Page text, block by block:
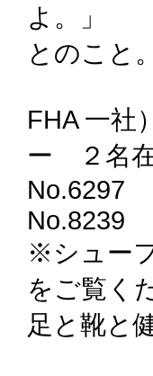
よ。」
とのこと。
FHA 一社
ー ２名
No.6297
No.8239
※シュー
をご覧く
足と靴と